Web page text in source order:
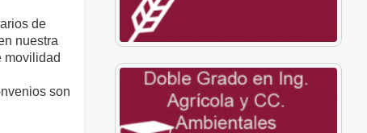
de
nuestra
movilidad
son